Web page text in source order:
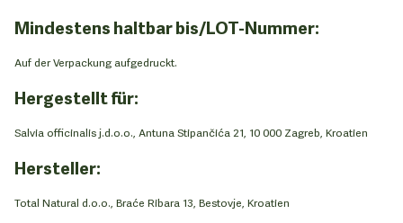
Mindestens haltbar bis/LOT-Nummer:
Auf der Verpackung aufgedruckt.
Hergestellt für:
Salvia officinalis j.d.o.o., Antuna Stipančića 21, 10 000 Zagreb, Kroatien
Hersteller:
Total Natural d.o.o., Braće Ribara 13, Bestovje, Kroatien